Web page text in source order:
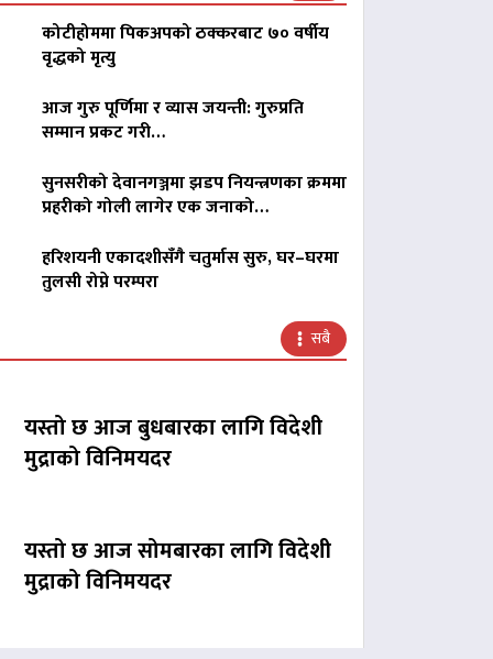
कोटीहोममा पिकअपको ठक्करबाट ७० वर्षीय
वृद्धको मृत्यु
आज गुरु पूर्णिमा र व्यास जयन्ती: गुरुप्रति
सम्मान प्रकट गरी…
सुनसरीको देवानगञ्जमा झडप नियन्त्रणका क्रममा
प्रहरीको गोली लागेर एक जनाको…
हरिशयनी एकादशीसँगै चतुर्मास सुरु, घर–घरमा
तुलसी रोप्ने परम्परा
सबै
यस्तो छ आज बुधबारका लागि विदेशी
मुद्राको विनिमयदर
यस्तो छ आज सोमबारका लागि विदेशी
मुद्राको विनिमयदर